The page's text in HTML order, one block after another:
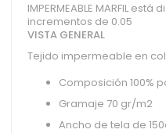
IMPERMEABLE MARFIL
incrementos de 0.05
VISTA GENERAL
Tejido impermeable en
Composición 100%
Gramaje 70 gr/m2
Ancho de tela de